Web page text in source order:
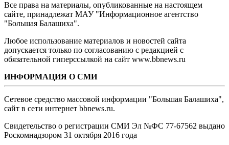
Все права на материалы, опубликованные на настоящем
сайте, принадлежат МАУ "Информационное агентство
"Большая Балашиха".
Любое использование материалов и новостей сайта
допускается только по согласованию с редакцией с
обязательной гиперссылкой на сайт www.bbnews.ru
ИНФОРМАЦИЯ О СМИ
Сетевое средство массовой информации "Большая Балашиха",
сайт в сети интернет bbnews.ru.
Свидетельство о регистрации СМИ Эл №ФС ‎77-67562 выдано
Роскомнадзором 31 октября 2016 года